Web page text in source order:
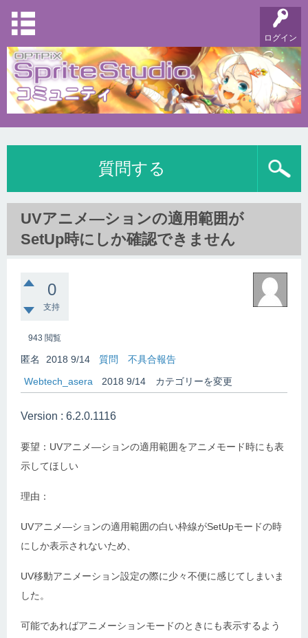
ログイン
質問する
UVアニメ―ションの適用範囲が
SetUp時にしか確認できません
0
支持
943 閲覧
匿名 2018 9/14 質問
不具合報告
Webtech_asera
2018 9/14 カテゴリーを変更
Version : 6.2.0.1116
要望： UVアニメ―ションの適用範囲をアニメモード時にも表
示してほしい
理由：
UVアニメ―ションの適用範囲の白い枠線がSetUpモードの時
にしか表示されないため、
UV移動アニメーション設定の際に少々不便に感じてしまいま
した。
可能であればアニメーションモードのときにも表示するよう